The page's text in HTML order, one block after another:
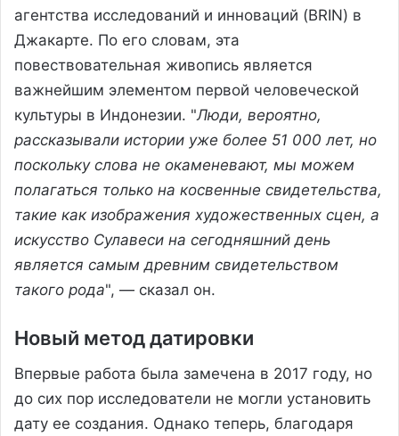
агентства исследований и инноваций (BRIN) в
Джакарте. По его словам, эта
повествовательная живопись является
важнейшим элементом первой человеческой
культуры в Индонезии. "Люди, вероятно,
рассказывали истории уже более 51 000 лет, но
поскольку слова не окаменевают, мы можем
полагаться только на косвенные свидетельства,
такие как изображения художественных сцен, а
искусство Сулавеси на сегодняшний день
является самым древним свидетельством
такого рода", — сказал он.
Новый метод датировки
Впервые работа была замечена в 2017 году, но
до сих пор исследователи не могли установить
дату ее создания. Однако теперь, благодаря